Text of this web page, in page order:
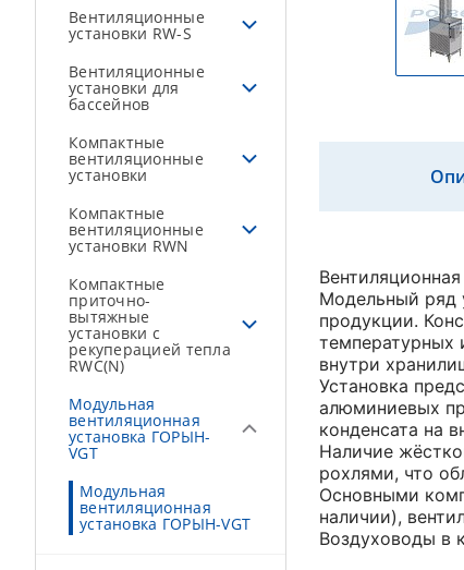
Вентиляционные
установки RW-S
Вентиляционные
установки для
бассейнов
Компактные
вентиляционные
установки
Компактные
вентиляционные
установки RWN
Компактные
приточно-
вытяжные
установки с
рекуперацией тепла
RWC(N)
Модульная
вентиляционная
установка ГОРЫН-
VGT
Модульная
вентиляционная
установка ГОРЫН-VGT
Модельный ряд
продукции.
температурных
внутри
Установка
алюминиевых
конденсата на
Наличие
рохлями, что
Основными
наличии),
Воздуховоды в